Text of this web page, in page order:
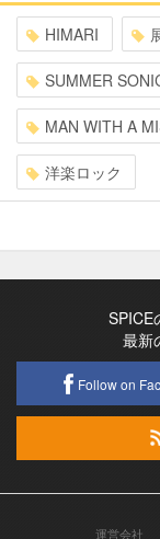
HIMARI
SUMMER
MAN WITH A
洋楽ロック
SPICE
最新
Follow on
運営会社